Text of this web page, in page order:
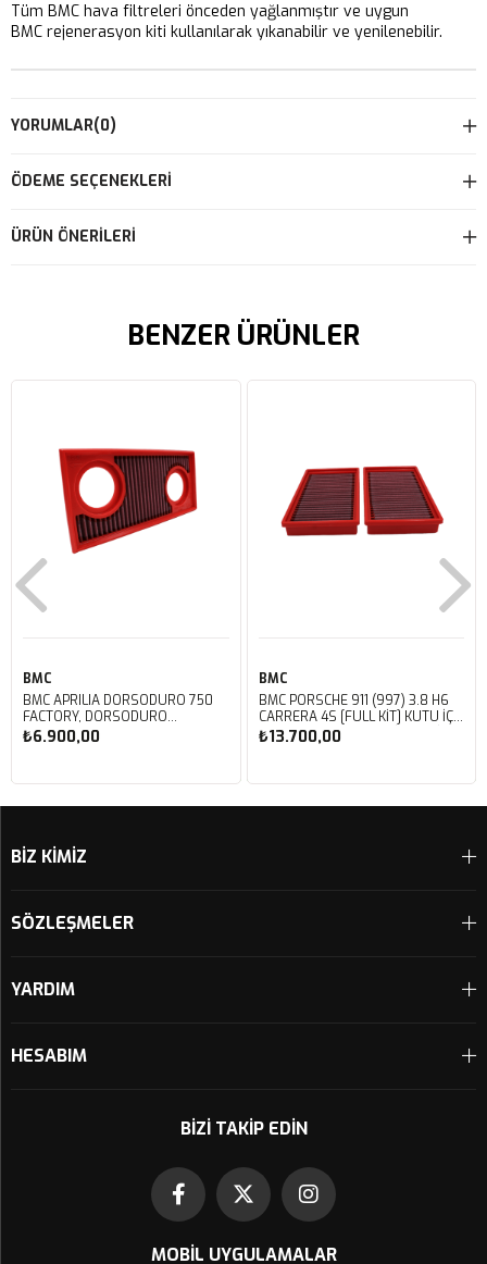
Tüm BMC hava filtreleri önceden yağlanmıştır ve uygun
BMC rejenerasyon kiti kullanılarak yıkanabilir ve yenilenebilir.
YORUMLAR(0)
ÖDEME SEÇENEKLERI
ÜRÜN ÖNERILERI
BENZER ÜRÜNLER
BMC
BMC APRILIA DORSODURO 750
FACTORY, DORSODURO
900, SHIVER 750 GT, SHIVER
750 KUTU İÇİ PERFORMANS
₺6.900,00
BMC
BMC PORSCHE 911 (997) 3.8 H6
CARRERA 4S [FULL KIT] KUTU İÇİ
PERFORMANS HAVA FİLTRESİ
FB468/20
₺13.700,00
BİZ KİMİZ
SÖZLEŞMELER
YARDIM
HESABIM
BIZI TAKIP EDIN
MOBIL UYGULAMALAR